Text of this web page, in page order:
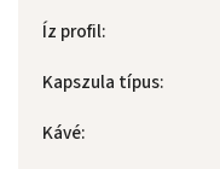
Íz profil:
Kapszula típus:
Kávé: